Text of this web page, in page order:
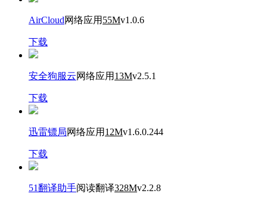
AirCloud网络应用 55Mv1.0.6
下载
安全狗服云网络应用 13Mv2.5.1
下载
迅雷镖局网络应用 12Mv1.6.0.244
下载
51翻译助手阅读翻译328Mv2.2.8